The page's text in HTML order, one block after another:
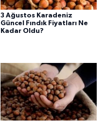
3 Ağustos Karadeniz
Güncel Fındık Fiyatları Ne
Kadar Oldu?